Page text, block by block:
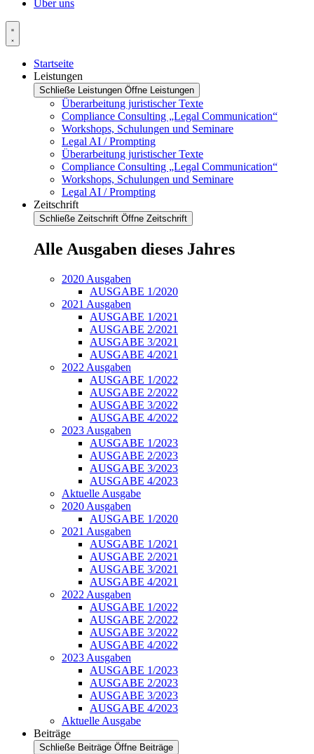
Über uns
Startseite
Leistungen
Schließe Leistungen Öffne Leistungen
Überarbeitung juristischer Texte
Compliance Consulting „Legal Communication“
Workshops, Schulungen und Seminare
Legal AI / Prompting
Überarbeitung juristischer Texte
Compliance Consulting „Legal Communication“
Workshops, Schulungen und Seminare
Legal AI / Prompting
Zeitschrift
Schließe Zeitschrift Öffne Zeitschrift
Alle Ausgaben dieses Jahres
2020 Ausgaben
AUSGABE 1/2020
2021 Ausgaben
AUSGABE 1/2021
AUSGABE 2/2021
AUSGABE 3/2021
AUSGABE 4/2021
2022 Ausgaben
AUSGABE 1/2022
AUSGABE 2/2022
AUSGABE 3/2022
AUSGABE 4/2022
2023 Ausgaben
AUSGABE 1/2023
AUSGABE 2/2023
AUSGABE 3/2023
AUSGABE 4/2023
Aktuelle Ausgabe
2020 Ausgaben
AUSGABE 1/2020
2021 Ausgaben
AUSGABE 1/2021
AUSGABE 2/2021
AUSGABE 3/2021
AUSGABE 4/2021
2022 Ausgaben
AUSGABE 1/2022
AUSGABE 2/2022
AUSGABE 3/2022
AUSGABE 4/2022
2023 Ausgaben
AUSGABE 1/2023
AUSGABE 2/2023
AUSGABE 3/2023
AUSGABE 4/2023
Aktuelle Ausgabe
Beiträge
Schließe Beiträge Öffne Beiträge